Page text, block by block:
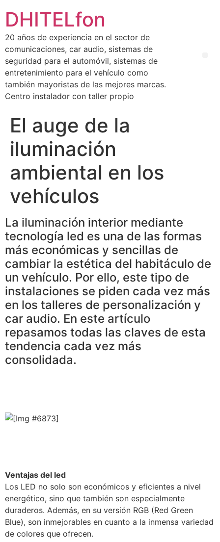
DHITELfon
20 años de experiencia en el sector de
comunicaciones, car audio, sistemas de
seguridad para el automóvil, sistemas de
entretenimiento para el vehículo como
también mayoristas de las mejores marcas.
Centro instalador con taller propio
El auge de la
iluminación
ambiental en los
vehículos
La iluminación interior mediante
tecnología led es una de las formas
más económicas y sencillas de
cambiar la estética del habitáculo de
un vehículo. Por ello, este tipo de
instalaciones se piden cada vez más
en los talleres de personalización y
car audio. En este artículo
repasamos todas las claves de esta
tendencia cada vez más
consolidada.
Ventajas del led
Los LED no solo son económicos y eficientes a nivel
energético, sino que también son especialmente
duraderos. Además, en su versión RGB (Red Green
Blue), son inmejorables en cuanto a la inmensa variedad
de colores que ofrecen.